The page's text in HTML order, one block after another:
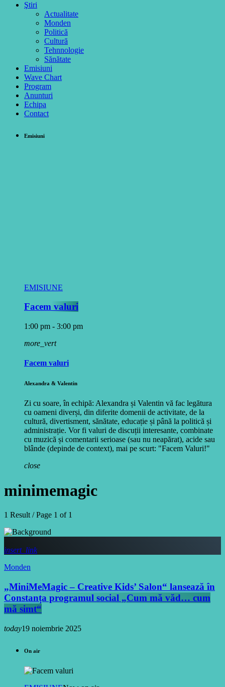
Ştiri
Actualitate
Monden
Politică
Cultură
Tehnnologie
Sănătate
Emisiuni
Wave Chart
Program
Anunturi
Echipa
Contact
Emisiuni
EMISIUNE
Facem valuri
1:00 pm - 3:00 pm
more_vert
Facem valuri
Alexandra & Valentin
Zi cu soare, în echipă: Alexandra și Valentin vă fac legătura
cu oameni diverși, din diferite domenii de activitate, de la
cultură, divertisment, sănătate, educație și până la politică și
administrație. Vor fi valuri de discuții interesante, combinate
cu muzică și comentarii serioase (sau nu neapărat), acide sau
blânde (depinde de context), mai pe scurt: "Facem Valuri!"
close
minimemagic
1 Result / Page 1 of 1
insert_link
Monden
„MiniMeMagic – Creative Kids’ Salon“ lansează în
Constanța programul social „Cum mă văd… cum
mă simt“
today19 noiembrie 2025
On air